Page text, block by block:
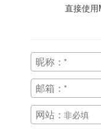
直接使
昵称：
邮箱：
网站：